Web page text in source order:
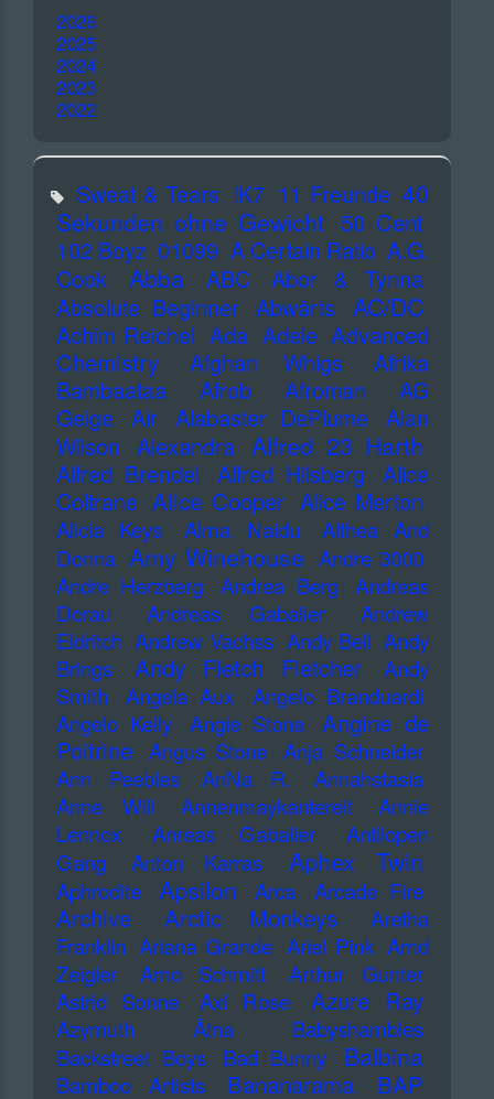
2026
2025
2024
2023
2022
Sweat & Tears !K7 11 Freunde 40
Sekunden ohne Gewicht 50 Cent
102 Boyz 01099 A Certain Ratio A.G.
Cook
Abba ABC
Abor & Tynna
Absolute Beginner Abwärts AC/DC
Achim Reichel Ada Adele Advanced
Chemistry
Afghan Whigs
Afrika
Bambaataa
Afrob Afroman
AG
Geige
Air Alabaster DePlume
Alan
Wilson Alexandra Alfred 23 Harth
Alfred Brendel Alfred Hilsberg
Alice
Coltrane Alice Cooper Alice Merton
Alicia Keys Alma Naidu
Althea And
Donna Amy Winehouse Andre 3000
Andre Herzberg
Andrea Berg
Andreas
Dorau
Andreas Gabalier
Andrew
Eldritch Andrew Vachss Andy Bell Andy
Brings
Andy Fletch Fletcher
Andy
Smith
Angela Aux
Angelo Branduardi
Angelo Kelly
Angie Stone
Angine de
Poitrine Angus Stone Anja Schneider
Ann Peebles
AnNa R.
Annahstasia
Anne Will
Annenmaykantereit
Annie
Lennox
Anreas Gabalier
Antilopen
Gang
Anton Karras Aphex Twin
Aphrodite Apsilon Arca Arcade Fire
Archive Arctic Monkeys
Aretha
Franklin Ariana Grande Ariel Pink Arnd
Zeigler
Arno Schmitt
Arthur Gunter
Astrid Sonne
Axl Rose Azure Ray
Azymuth Ätna
Babyshambles
Backstreet Boys
Bad Bunny Balbina
Bamboo Artists Bananarama
BAP